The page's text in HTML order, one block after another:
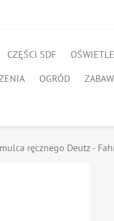
CZĘŚCI SDF
OGRÓD
ręcznego Deutz -